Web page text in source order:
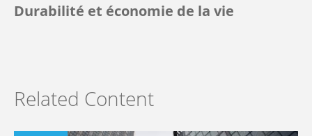
Durabilité et économie de la vie
Related Content